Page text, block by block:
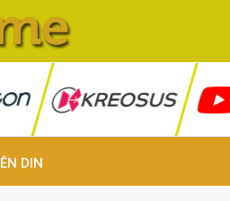
ÊN DIN